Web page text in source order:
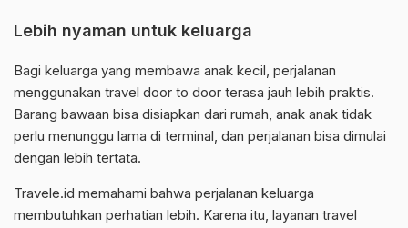
Lebih nyaman untuk keluarga
Bagi keluarga yang membawa anak kecil, perjalanan
menggunakan travel door to door terasa jauh lebih praktis.
Barang bawaan bisa disiapkan dari rumah, anak anak tidak
perlu menunggu lama di terminal, dan perjalanan bisa dimulai
dengan lebih tertata.
Travele.id memahami bahwa perjalanan keluarga
membutuhkan perhatian lebih. Karena itu, layanan travel